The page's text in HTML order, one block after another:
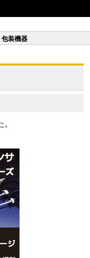
装機器